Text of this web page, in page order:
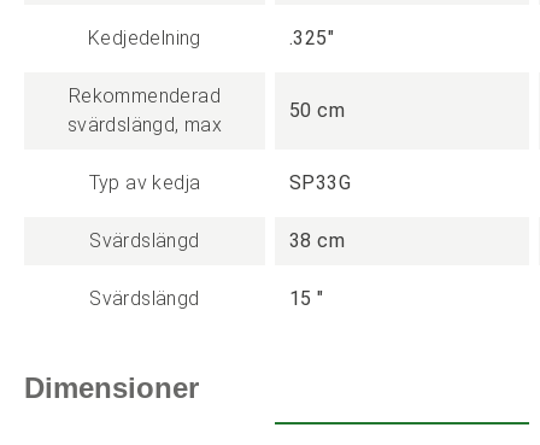
Kedjedelning .325"
Rekommenderad
svärdslängd, max
50 cm
Typ av kedja SP33G
Svärdslängd 38 cm
Svärdslängd 15 "
Dimensioner